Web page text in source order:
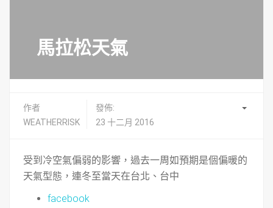
馬拉松天氣
作者
WEATHERRISK
發佈:
23 十二月 2016
受到冷空氣偏弱的影響，過去一周如預期是個偏暖的
天氣型態，連冬至當天在台北、台中
facebook